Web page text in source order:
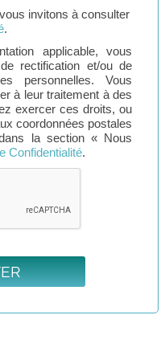
invitons à consulter
.
applicable, vous
rectification et/ou de
personnelles. Vous
à leur traitement à des
exercer ces droits, ou
coordonnées postales
la section « Nous
Confidentialité.